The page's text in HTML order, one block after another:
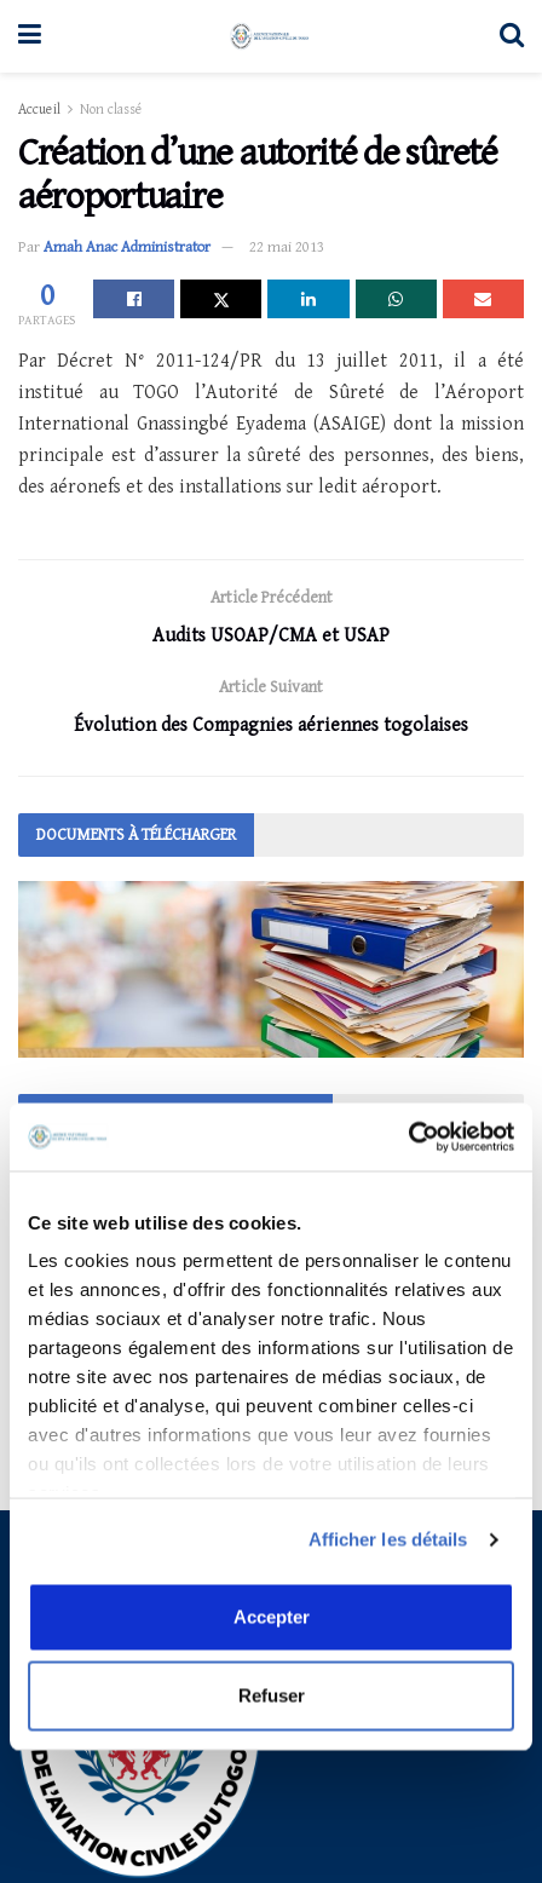
Ce site web utilise des cookies.
Les cookies nous permettent de personnaliser le contenu
et les annonces, d'offrir des fonctionnalités relatives aux
médias sociaux et d'analyser notre trafic. Nous
partageons également des informations sur l'utilisation de
notre site avec nos partenaires de médias sociaux, de
publicité et d'analyse, qui peuvent combiner celles-ci
avec d'autres informations que vous leur avez fournies
ou qu'ils ont collectées lors de votre utilisation de leurs
Afficher les détails
Accepter
Refuser
Accueil Non classé
Création d’une autorité de sûreté
aéroportuaire
Par Amah Anac Administrator 22 mai 2013
0
PARTAGES
Par Décret N° 2011-124/PR du 13 juillet 2011, il a été
institué au TOGO l’Autorité de Sûreté de l’Aéroport
International Gnassingbé Eyadema (ASAIGE) dont la mission
principale est d’assurer la sûreté des personnes, des biens,
des aéronefs et des installations sur ledit aéroport.
Article Précédent
Audits USOAP/CMA et USAP
Article Suivant
Évolution des Compagnies aériennes togolaises
DOCUMENTS À TÉLÉCHARGER